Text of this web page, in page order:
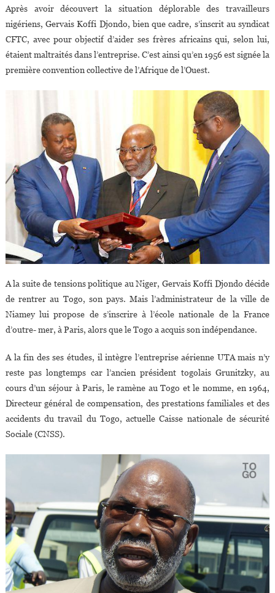
Après avoir découvert la situation déplorable des travailleurs
nigériens, Gervais Koffi Djondo, bien que cadre, s’inscrit au syndicat
CFTC, avec pour objectif d’aider ses frères africains qui, selon lui,
étaient maltraités dans l’entreprise. C’est ainsi qu’en 1956 est signée la
première convention collective de l’Afrique de l’Ouest.
A la suite de tensions politique au Niger, Gervais Koffi Djondo décide
de rentrer au Togo, son pays. Mais l’administrateur de la ville de
Niamey lui propose de s’inscrire à l’école nationale de la France
d’outre- mer, à Paris, alors que le Togo a acquis son indépendance.
A la fin des ses études, il intègre l’entreprise aérienne UTA mais n’y
reste pas longtemps car l’ancien président togolais Grunitzky, au
cours d’un séjour à Paris, le ramène au Togo et le nomme, en 1964,
Directeur général de compensation, des prestations familiales et des
accidents du travail du Togo, actuelle Caisse nationale de sécurité
Sociale (CNSS).